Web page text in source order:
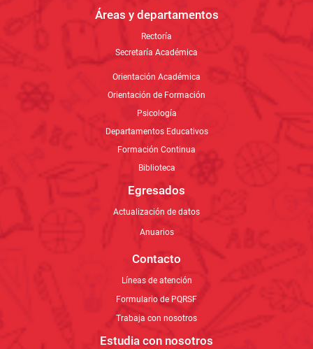
Áreas y departamentos
Rectoría
Secretaría Académica
Orientación Académica
Orientación de Formación
Psicología
Departamentos Educativos
Formación Continua
Biblioteca
Egresados
Actualización de datos
Anuarios
Contacto
Líneas de atención
Formulario de PQRSF
Trabaja con nosotros
Estudia con nosotros